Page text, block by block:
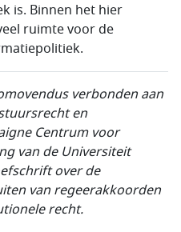
is. Binnen het hier
ruimte voor de
verbonden aan
en
Centrum voor
van de Universiteit
over de
van regeerakkoorden
recht.